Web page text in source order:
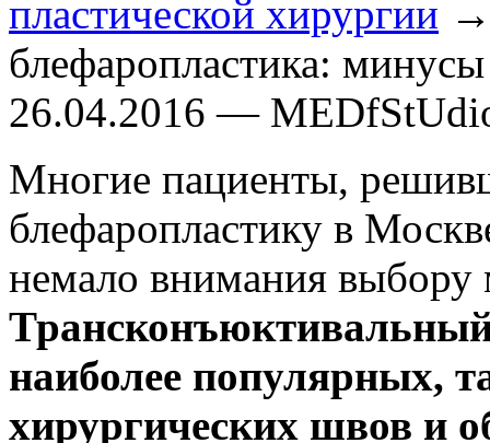
пластической хирургии →
блефаропластика:
26.04.2016 —
Многие пациенты,
блефаропластику в
немало внимания выбору
наиболее популярных,
хирургических швов и